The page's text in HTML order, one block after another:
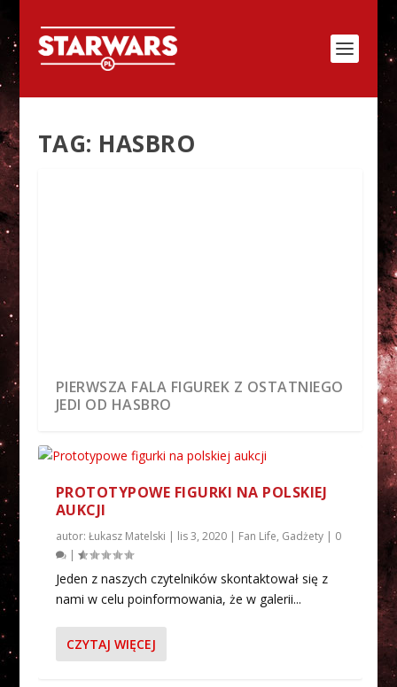
TAG: HASBRO
PIERWSZA FALA FIGUREK Z OSTATNIEGO
JEDI OD HASBRO
ZNAMY IMIĘ KOLEJNEGO OBCEGO ORAZ
NAZWĘ NOWEJ PLANE...
PROTOTYPOWE FIGURKI NA POLSKIEJ
AUKCJI
autor: Łukasz Matelski | lis 3, 2020| Fan Life, Gadżety| 0
|
Jeden z naszych czytelników skontaktował się z
nami w celu poinformowania, że w galerii...
CZYTAJ WIĘCEJ